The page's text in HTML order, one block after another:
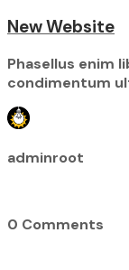
New Website
Phasellus enim
condimentum
adminroot
0 Comments